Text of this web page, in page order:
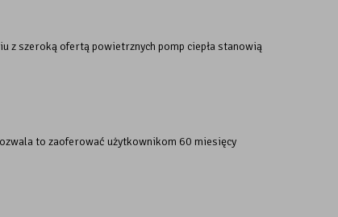
z szeroką ofertą powietrznych pomp ciepła stanowią
to zaoferować użytkownikom 60 miesięcy